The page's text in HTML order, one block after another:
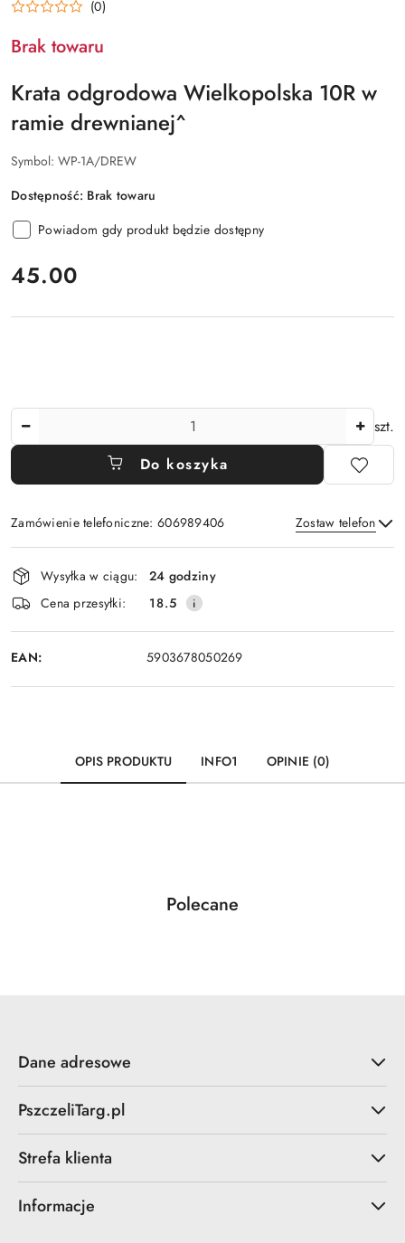
ŚLUSARSKI (0)
Brak towaru
Krata odgrodowa Wielkopolska 10R w
ramie drewnianej^
Symbol: WP-1A/DREW
Dostępność: Brak towaru
Powiadom gdy produkt będzie dostępny
cena:
45.00
szt.
Do koszyka
Zamówienie telefoniczne: 606989406 Zostaw telefon
Wyślij
Dostępność
i
dostawa
Wysyłka w ciągu:
24 godziny
Cena przesyłki:
18.5
EAN: 5903678050269
OPIS PRODUKTU INFO1 OPINIE (0)
Pomiń karuzelę produktów
Produkty
Polecane
Dane adresowe
PszczeliTarg.pl
Strefa klienta
Informacje